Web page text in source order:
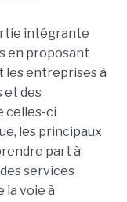
intégrante
en proposant
les entreprises à
et des
celles-ci
les principaux
part à
services
la voie à